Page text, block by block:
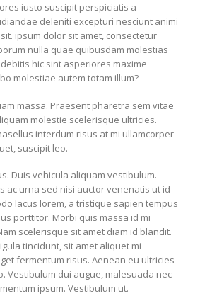
iusto suscipit perspiciatis a
deleniti excepturi nesciunt animi
ipsum dolor sit amet, consectetur
nulla quae quibusdam molestias
hic sint asperiores maxime
molestiae autem totam illum?
massa. Praesent pharetra sem vitae
molestie scelerisque ultricies.
interdum risus at mi ullamcorper
suscipit leo.
Duis vehicula aliquam vestibulum.
ac urna sed nisi auctor venenatis ut id
lacus lorem, a tristique sapien tempus
porttitor. Morbi quis massa id mi
scelerisque sit amet diam id blandit.
tincidunt, sit amet aliquet mi
fermentum risus. Aenean eu ultricies
Vestibulum dui augue, malesuada nec
ipsum. Vestibulum ut.